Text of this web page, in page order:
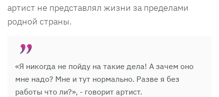
артист не представлял жизни за пределами
родной страны.
«Я никогда не пойду на такие дела! А зачем оно
мне надо? Мне и тут нормально. Разве я без
работы что ли?», - говорит артист.